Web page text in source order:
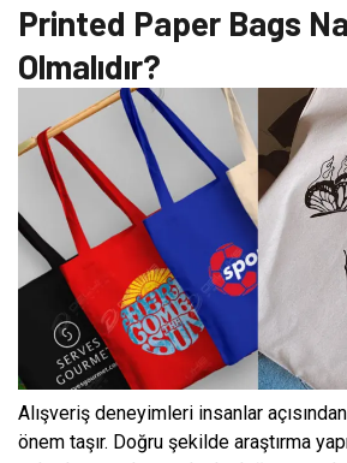
Printed Paper Bags
Olmalıdır?
Alışveriş deneyimleri insanlar
önem taşır. Doğru şekilde araştırma